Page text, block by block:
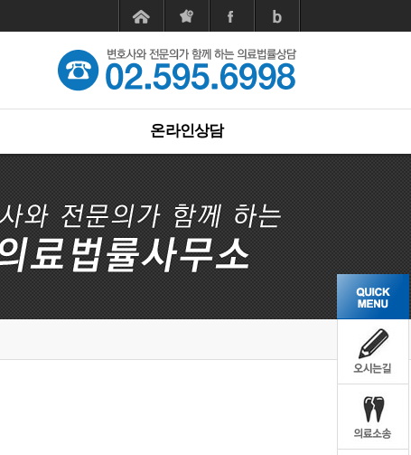
온라인상담